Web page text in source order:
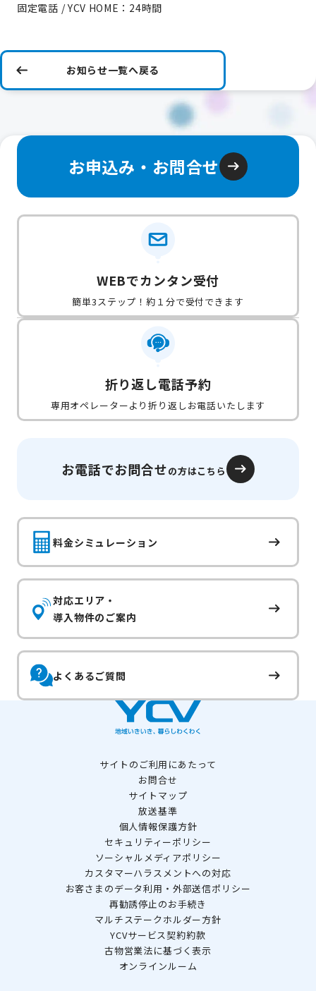
固定電話 / YCV HOME：24時間
お知らせ一覧へ戻る
お申込み・お問合せ
WEBでカンタン受付
簡単3ステップ！約１分で受付できます
折り返し電話予約
専用オペレーターより折り返しお電話いたします
お電話でお問合せの方はこちら
料金シミュレーション
対応エリア・
導入物件のご案内
よくあるご質問
サイトのご利用にあたって
お問合せ
サイトマップ
放送基準
個人情報保護方針
セキュリティーポリシー
ソーシャルメディアポリシー
カスタマーハラスメントへの対応
お客さまのデータ利用・外部送信ポリシー
再勧誘停止のお手続き
マルチステークホルダー方針
YCVサービス契約約款
古物営業法に基づく表示
オンラインルーム